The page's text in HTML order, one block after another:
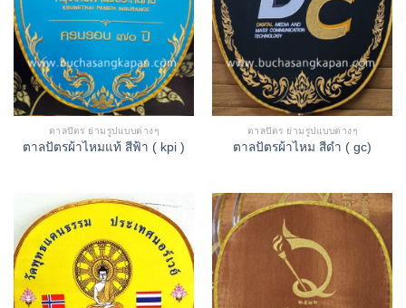
ตาลปัตร ย่ามรูปแบบต่างๆ
ตาลปัตรผ้าไหมแท้ สีฟ้า ( kpi )
ตาลปัตร ย่ามรูปแบบต่างๆ
ตาลปัตรผ้าไหม สีดำ ( gc)